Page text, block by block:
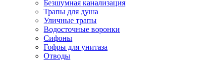
Безшумная канализация
Трапы для душа
Уличные трапы
Водосточные воронки
Сифоны
Гофры для унитаза
Отводы